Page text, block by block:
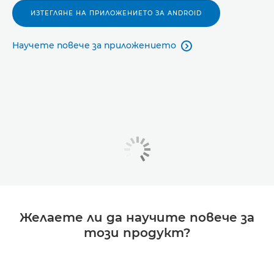
ИЗТЕГЛЯНЕ НА ПРИЛОЖЕНИЕТО ЗА ANDROID
Научете повече за приложението 
Желаете ли да научите повече за
този продукт?